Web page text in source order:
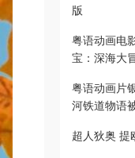
版
粤语动画电
宝：深海大
粤语动画片
河铁道物语
超人狄奥 提